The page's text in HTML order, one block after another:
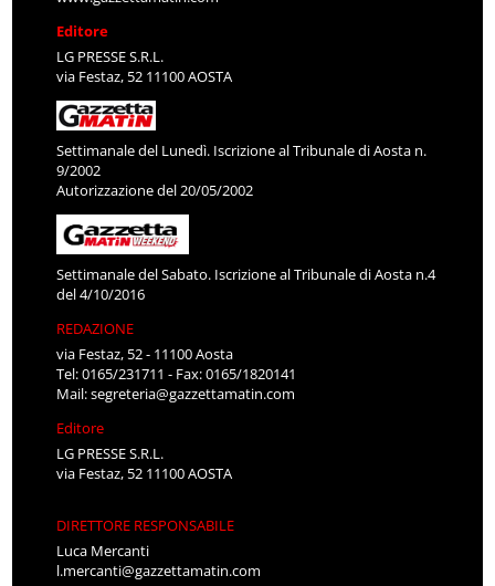
Editore
LG PRESSE S.R.L.
via Festaz, 52 11100 AOSTA
Settimanale del Lunedì. Iscrizione al Tribunale di Aosta n.
9/2002
Autorizzazione del 20/05/2002
Settimanale del Sabato. Iscrizione al Tribunale di Aosta n.4
del 4/10/2016
REDAZIONE
via Festaz, 52 - 11100 Aosta
Tel: 0165/231711 - Fax: 0165/1820141
Mail:segreteria@gazzettamatin.com
Editore
LG PRESSE S.R.L.
via Festaz, 52 11100 AOSTA
DIRETTORE RESPONSABILE
Luca Mercanti
l.mercanti@gazzettamatin.com